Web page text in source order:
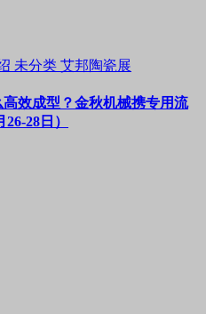
未分类 艾邦陶瓷展
效成型？金秋机械携专用流
28日）